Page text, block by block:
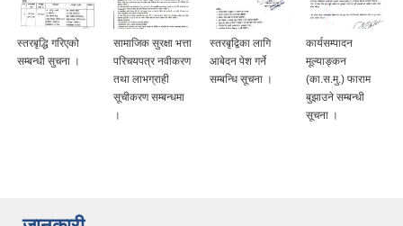
स्तरबृद्धि गरिएको
सम्बन्धी सुचना ।
सामाजिक सुरक्षा भत्ता
परिचयपत्र नवीकरण
तथा लाभग्राही
सूचीकरण सम्बन्धमा
।
स्तरबृद्विका लागि
आबेदन पेश गर्ने
सम्बन्धि सूचना ।
कार्यसम्पादन
मूल्याङ्कन
(का.स.मु.) फाराम
बुझाउने सम्बन्धी
सूचना ।